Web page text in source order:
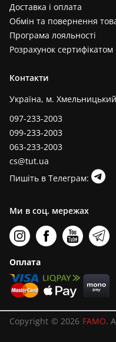
Доставка і оплата
Обмін та повернення
Програма лояльності
Розрахунок сертифікатом
Контакти
Україна, м. Хмельницький
097-233-2003
099-233-2003
063-233-2003
cs@tut.ua
Пишіть в Телеграм:
Ми в соц. мережах
Оплата
Copyright © 2026 FAMO.